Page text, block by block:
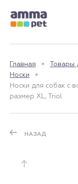
Главная Товары
Носки
Носки для собак с
размер XL, Triol
НАЗАД